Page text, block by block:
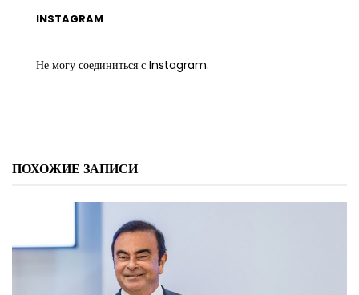
INSTAGRAM
Не могу соединиться с Instagram.
ПОХОЖИЕ ЗАПИСИ